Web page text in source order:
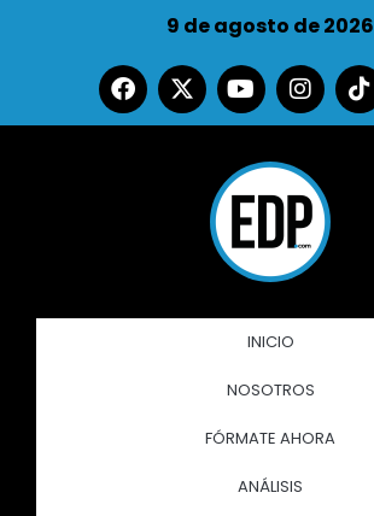
9 de agosto de 2026
INICIO
NOSOTROS
FÓRMATE AHORA
ANÁLISIS